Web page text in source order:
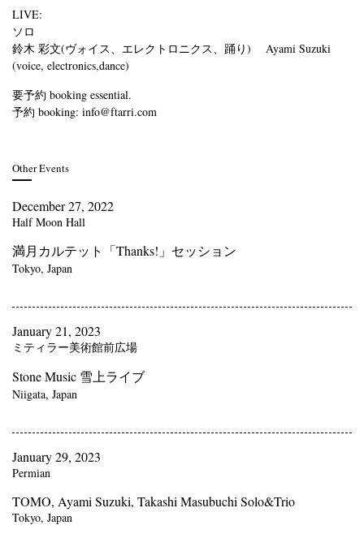
LIVE:
ソロ
鈴木 彩文(ヴォイス、エレクトロニクス、踊り) Ayami Suzuki
(voice, electronics,dance)
要予約 booking essential.
予約 booking: info@ftarri.com
Other Events
December 27, 2022
Half Moon Hall
満月カルテット「Thanks!」セッション
Tokyo, Japan
January 21, 2023
ミティラー美術館前広場
Stone Music 雪上ライブ
Niigata, Japan
January 29, 2023
Permian
TOMO, Ayami Suzuki, Takashi Masubuchi Solo&Trio
Tokyo, Japan